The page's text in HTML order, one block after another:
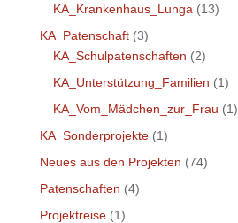
KA_Krankenhaus_Lunga (13)
KA_Patenschaft(3)
KA_Schulpatenschaften (2)
KA_Unterstützung_Familien (1)
KA_Vom_Mädchen_zur_Frau (1)
KA_Sonderprojekte(1)
Neues aus den Projekten (74)
Patenschaften (4)
Projektreise(1)